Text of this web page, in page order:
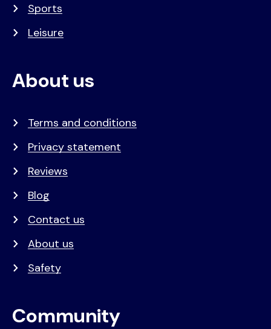
Sports
Leisure
About us
Terms and conditions
Privacy statement
Reviews
Blog
Contact us
About us
Safety
Community